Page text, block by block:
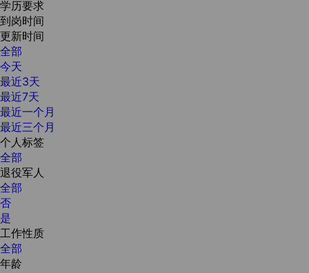
学历要求
到岗时间
更新时间
全部
今天
最近3天
最近7天
最近一个月
最近三个月
个人标签
全部
退役军人
全部
否
是
工作性质
全部
年龄